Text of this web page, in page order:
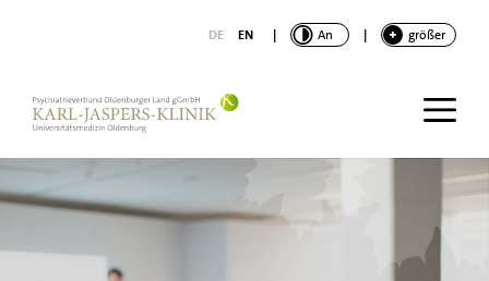
DE EN | KONTRAST
An | SCHRIFTgrößer